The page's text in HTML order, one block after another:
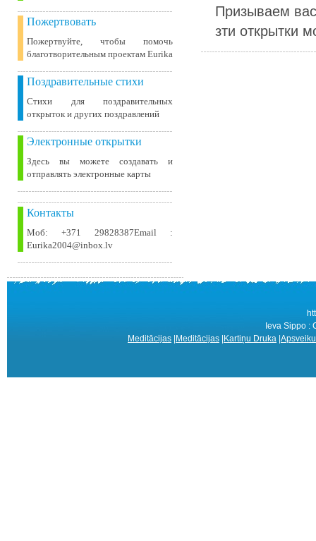
Пожертвовать
Пожертвуйте, чтобы помочь
благотворительным проектам Eurika
Поздравительные стихи
Стихи для поздравительных
открыток и других поздравлений
Электронные открытки
Здесь вы можете создавать и
отправлять электронные карты
Контакты
Моб: +371 29828387Email :
Eurika2004@inbox.lv
Призываем
зти открытки
Ieva Sippo :
Meditācijas Meditācijas Kartiņu Druka